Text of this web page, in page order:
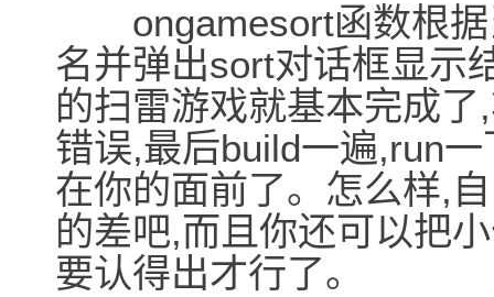
ongamesort函数根据
名并弹出sort对话框显示
的扫雷游戏就基本完成
错误,最后build一遍,run
在你的面前了。怎么样,
的差吧,而且你还可以把
要认得出才行了。